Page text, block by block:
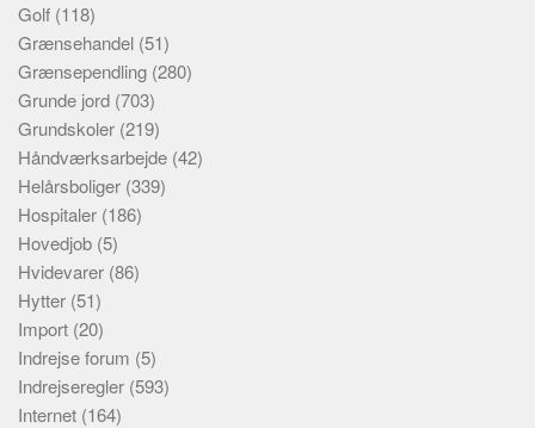
Golf (118)
Grænsehandel (51)
Grænsependling (280)
Grunde jord (703)
Grundskoler (219)
Håndværksarbejde (42)
Helårsboliger (339)
Hospitaler (186)
Hovedjob (5)
Hvidevarer (86)
Hytter (51)
Import (20)
Indrejse forum (5)
Indrejseregler (593)
Internet (164)